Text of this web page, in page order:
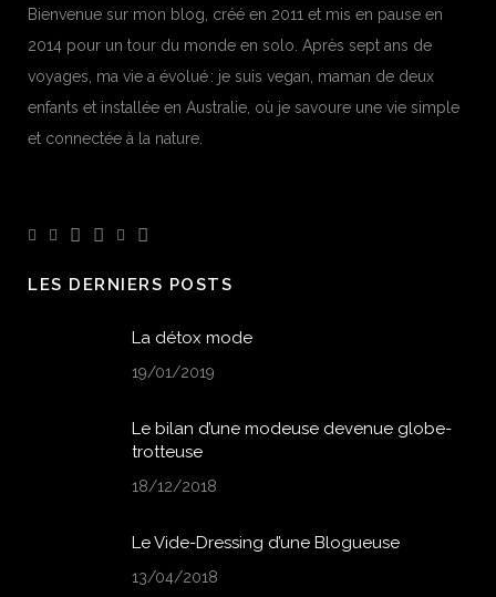
Bienvenue sur mon blog, créé en 2011 et mis en pause en
2014 pour un tour du monde en solo. Après sept ans de
voyages, ma vie a évolué : je suis vegan, maman de deux
enfants et installée en Australie, où je savoure une vie simple
et connectée à la nature.
LES DERNIERS POSTS
La détox mode
19/01/2019
Le bilan d’une modeuse devenue globe-
trotteuse
18/12/2018
Le Vide-Dressing d’une Blogueuse
13/04/2018